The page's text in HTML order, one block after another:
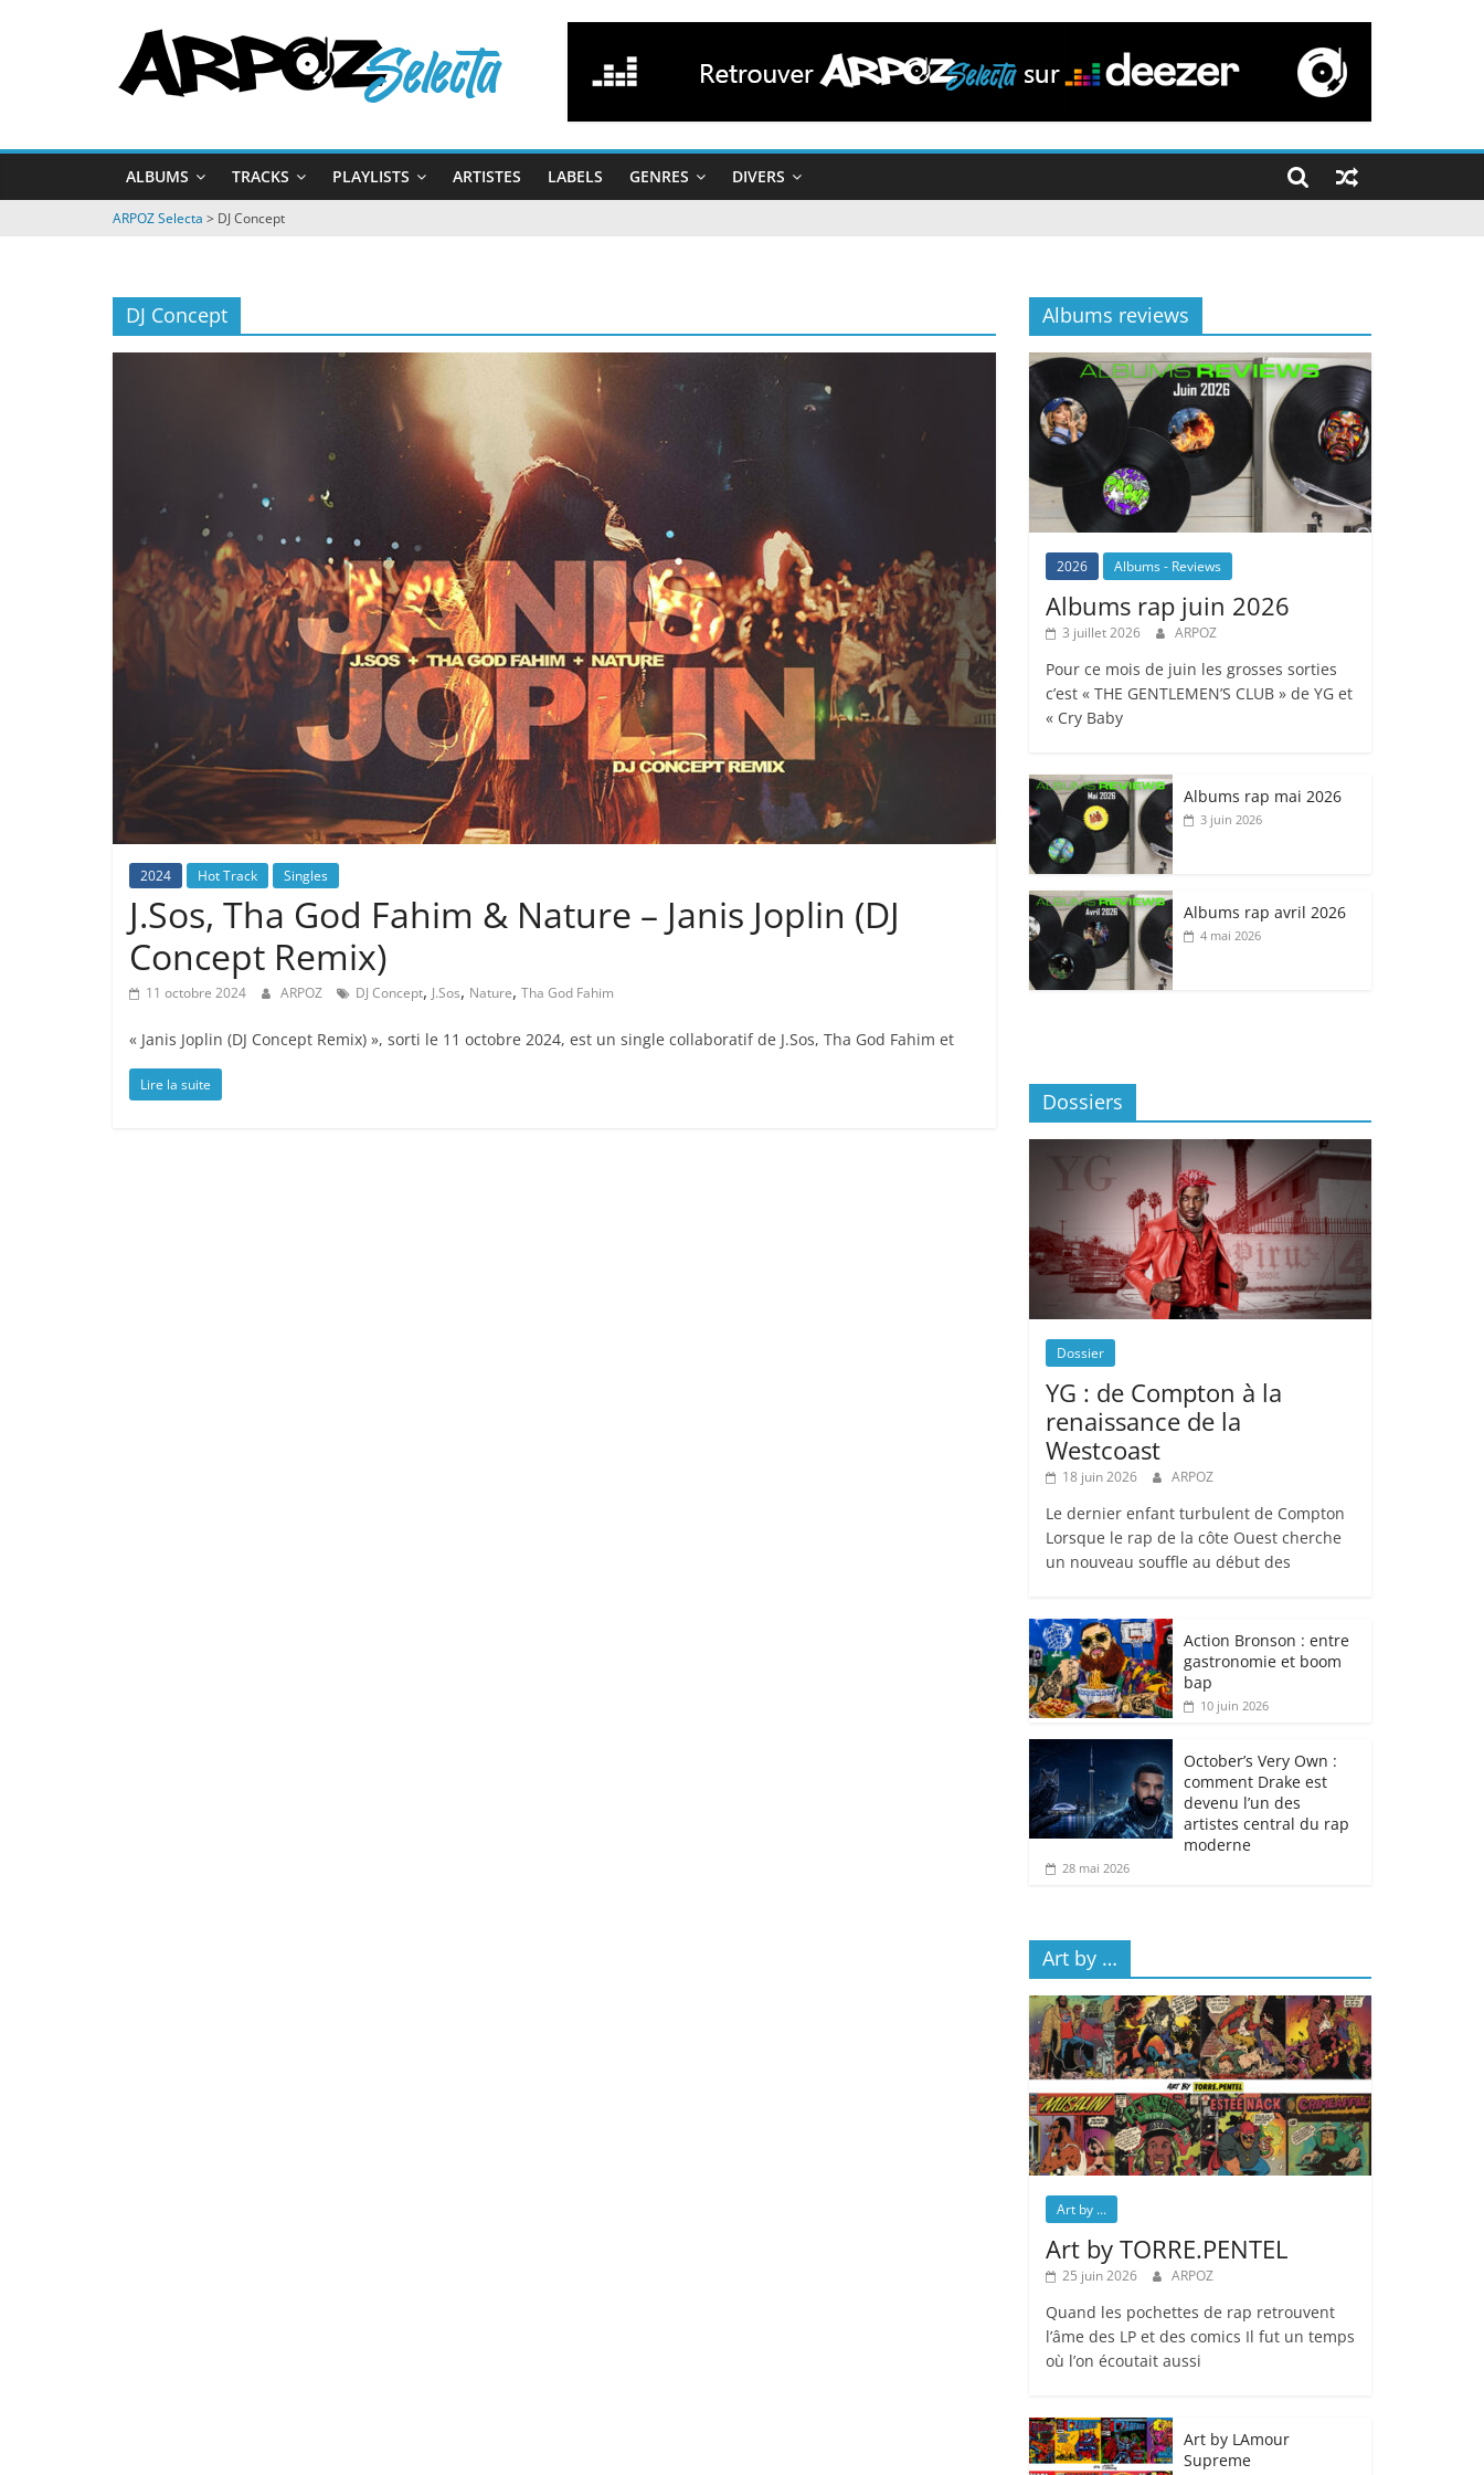
ARPOZ
Selecta
by
ARPOZ
&
ALBUMS TRACKS PLAYLISTS ARTISTES LABELS GENRES DIVERS
ARPOZ Selecta > DJ Concept
DJ Concept
2024 Hot Track Singles
J.Sos, Tha God Fahim & Nature – Janis Joplin (DJ
Concept Remix)
11 octobre 2024 ARPOZ DJ Concept, J.Sos, Nature, Tha God Fahim
« Janis Joplin (DJ Concept Remix) », sorti le 11 octobre 2024, est un single collaboratif de J.Sos, Tha God Fahim et
Lire la suite
Albums reviews
2026 Albums - Reviews
Albums rap juin 2026
3 juillet 2026 ARPOZ
Pour ce mois de juin les grosses sorties
c’est « THE GENTLEMEN’S CLUB » de YG et
« Cry Baby
Albums rap mai 2026
3 juin 2026
Albums rap avril 2026
4 mai 2026
Dossiers
Dossier
YG : de Compton à la
renaissance de la
Westcoast
18 juin 2026 ARPOZ
Le dernier enfant turbulent de Compton
Lorsque le rap de la côte Ouest cherche
un nouveau souffle au début des
Action Bronson : entre
gastronomie et boom
bap
10 juin 2026
October’s Very Own :
comment Drake est
devenu l’un des
artistes central du rap
moderne
28 mai 2026
Art by …
Art by ...
Art by TORRE.PENTEL
25 juin 2026 ARPOZ
Quand les pochettes de rap retrouvent
l’âme des LP et des comics Il fut un temps
où l’on écoutait aussi
Art by LAmour
Supreme